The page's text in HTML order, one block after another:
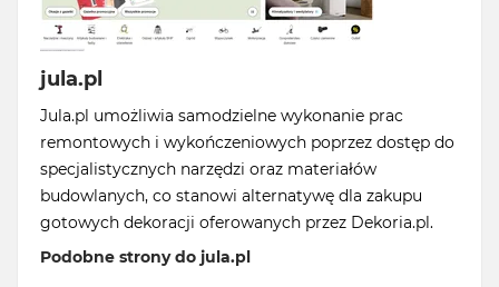
jula.pl
Jula.pl umożliwia samodzielne wykonanie prac
remontowych i wykończeniowych poprzez dostęp do
specjalistycznych narzędzi oraz materiałów
budowlanych, co stanowi alternatywę dla zakupu
gotowych dekoracji oferowanych przez Dekoria.pl.
Podobne strony do jula.pl